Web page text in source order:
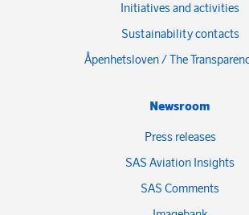
Initiatives and activities
Sustainability contacts
Åpenhetsloven / The
Newsroom
Press releases
SAS Aviation Insights
SAS Comments